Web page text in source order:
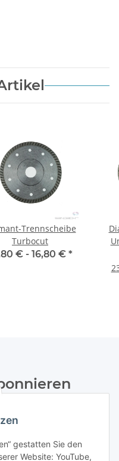
gestatten Sie den
Website: YouTube,
Trennscheibe
Turbocut
€ - 16,80 € *
jederzeit widerruflich